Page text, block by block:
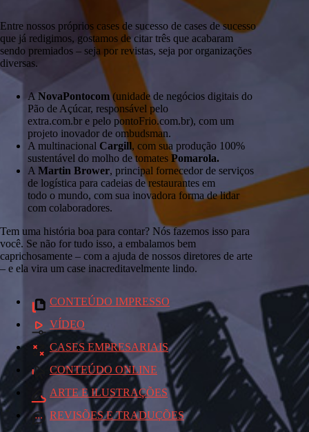
Entre nossos próprios cases de sucesso de cases de sucesso
que já redigimos, gostamos de citar três que acabaram
sendo premiados – seja por revistas, seja por organizações
diversas.
A NovaPontocom(unidade de negócios digitais do
Pão de Açúcar, responsável pelo
extra.com.br e pelo pontoFrio.com.br), com um
projeto inovador de ombudsman.
A multinacional Cargill, com sua produção 100%
sustentável do molho de tomates Pomarola.
A Martin Brower, principal fornecedor de serviços
de logística para cadeias de restaurantes em
todo o mundo, com sua inovadora forma de lidar
com colaboradores.
Tem uma história boa para contar? Nós fazemos isso para
você. Se não for tudo isso, a embalamos bem
caprichosamente – com a ajuda de nossos diretores de arte
– e ela vira um case inacreditavelmente lindo.
CONTEÚDO IMPRESSO
VÍDEO
CASES EMPRESARIAIS
CONTEÚDO ONLINE
ARTE E ILUSTRAÇÕES
REVISÕES E TRADUÇÕES